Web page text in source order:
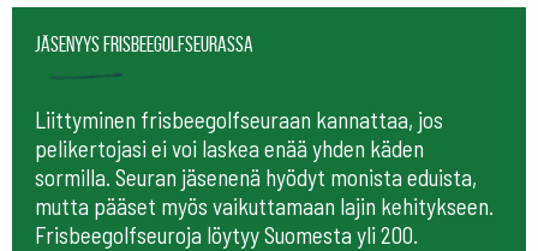
Jäsenyys frisbeegolfseurassa
Liittyminen frisbeegolfseuraan kannattaa, jos
pelikertojasi ei voi laskea enää yhden käden
sormilla. Seuran jäsenenä hyödyt monista eduista,
mutta pääset myös vaikuttamaan lajin kehitykseen.
Frisbeegolfseuroja löytyy Suomesta yli 200.